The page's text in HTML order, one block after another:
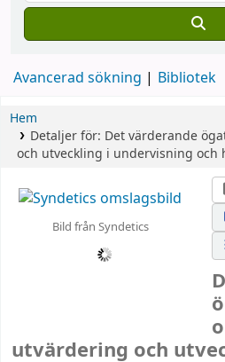
Avancerad sökning Bibliotek
Hem
Detaljer för: Det värderande
och utveckling i undervisning och
Bild från Syndetics
utvärdering och